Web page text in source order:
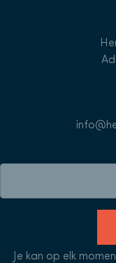
Je kan op elk